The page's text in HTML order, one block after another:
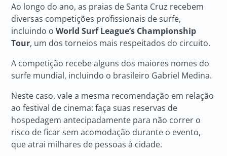
Ao longo do ano, as praias de Santa Cruz recebem
diversas competições profissionais de surfe,
incluindo oWorld Surf League’s Championship
Tour, um dos torneios mais respeitados do circuito.
A competição recebe alguns dos maiores nomes do
surfe mundial, incluindo o brasileiro Gabriel Medina.
Neste caso, vale a mesma recomendação em relação
ao festival de cinema: faça suas reservas de
hospedagem antecipadamente para não correr o
risco de ficar sem acomodação durante o evento,
que atrai milhares de pessoas à cidade.